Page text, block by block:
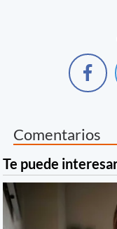
Comentarios